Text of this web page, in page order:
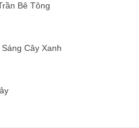
Bê Tông
Cây Xanh